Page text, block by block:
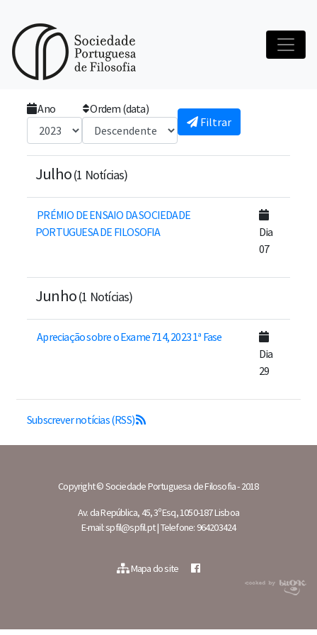
Início Notícias
Ano
Ordem (data)
Filtrar
Julho(1 Notícias)
PRÉMIO DE ENSAIO DA SOCIEDADE
PORTUGUESA DE FILOSOFIA
Dia
07
Junho(1 Notícias)
Apreciação sobre o Exame 714, 2023 1ª Fase
Dia
29
Subscrever notícias (RSS)
Copyright © Sociedade Portuguesa de Filosofia - 2018
Av. da República, 45, 3º Esq, 1050-187 Lisboa
E-mail: spfil@spfil.pt | Telefone: 964203424
Mapa do site